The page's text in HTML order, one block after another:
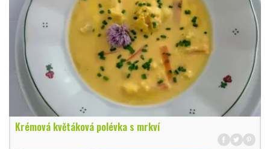
Krémová květáková polévka s mrkví